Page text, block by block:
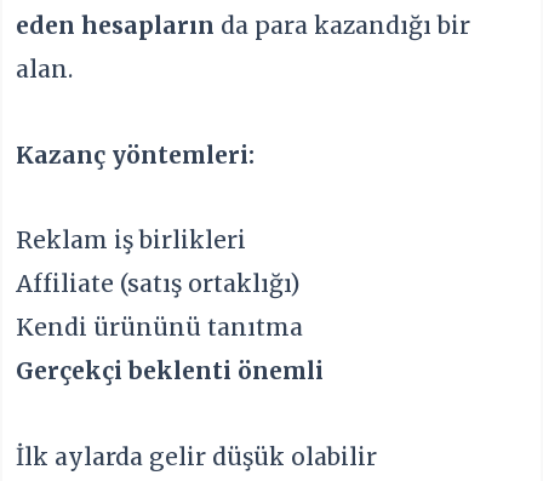
eden hesapların da para kazandığı bir
alan.
Kazanç yöntemleri:
Reklam iş birlikleri
Affiliate (satış ortaklığı)
Kendi ürününü tanıtma
Gerçekçi beklenti önemli
İlk aylarda gelir düşük olabilir